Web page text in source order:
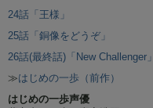
24話「王様」
25話「銅像をどうぞ」
26話(最終話)「New Challenger」
≫はじめの一歩（前作）
はじめの一歩声優